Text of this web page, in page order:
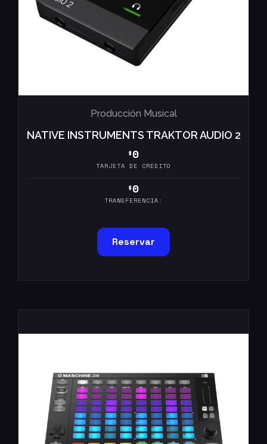
Producción Musical
NATIVE INSTRUMENTS TRAKTOR AUDIO 2
$0
TARJETA DE CRÉDITO
$0
TRANSFERENCIA:
Reservar